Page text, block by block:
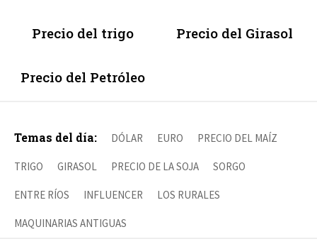
Precio del trigo Precio del Girasol
Precio del Petróleo
Temas del día: DÓLAR EURO PRECIO DEL MAÍZ
TRIGO GIRASOL PRECIO DE LA SOJA SORGO
ENTRE RÍOS INFLUENCER LOS RURALES
MAQUINARIAS ANTIGUAS